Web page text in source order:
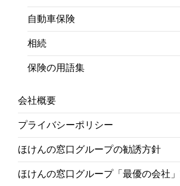
自動車保険
相続
保険の用語集
会社概要
プライバシーポリシー
ほけんの窓口グループの勧誘方針
ほけんの窓口グループ「最優の会社